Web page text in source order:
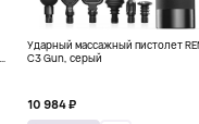
Ударный массажный пистолет
C3 Gun, серый
10 984 ₽